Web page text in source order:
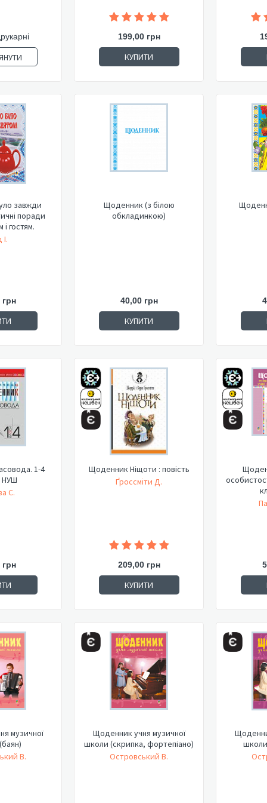
199,00 грн
КУПИТИ
завжди
поради
гостям.
І.
грн
Щоденник (з білою
обкладинкою)
40,00 грн
КУПИТИ
1-4
НУШ
С.
грн
Щоденник Ніщоти : повість
Ґроссміти Д.
209,00 грн
КУПИТИ
музичної
В.
Щоденник учня музичної
школи (скрипка, фортепіано)
Островський В.